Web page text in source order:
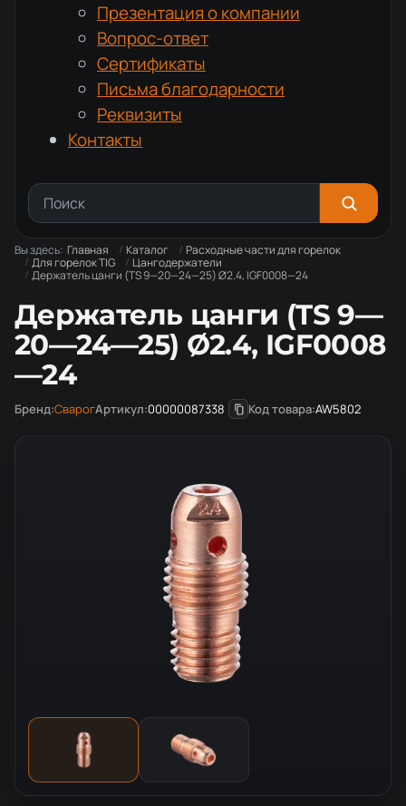
Презентация о компании
Вопрос-ответ
Сертификаты
Письма благодарности
Реквизиты
Контакты
Вы здесь: Главная Каталог
Расходные части для горелок
Для горелок TIG
Цангодержатели
Держатель цанги (TS 9—20—24—25) Ø2.4, IGF0008—24
Держатель цанги (TS 9—
20—24—25) Ø2.4, IGF0008
—24
Бренд:СварогАртикул:00000087338 Код товара:AW5802